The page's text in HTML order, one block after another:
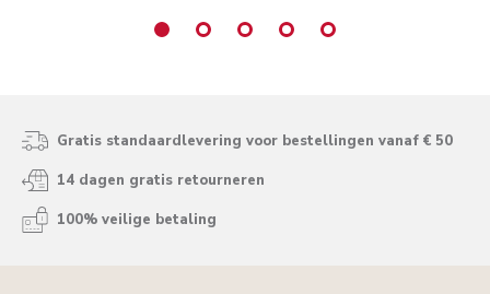
Gratis standaardlevering voor bestellingen vanaf € 50
14 dagen gratis retourneren
100% veilige betaling